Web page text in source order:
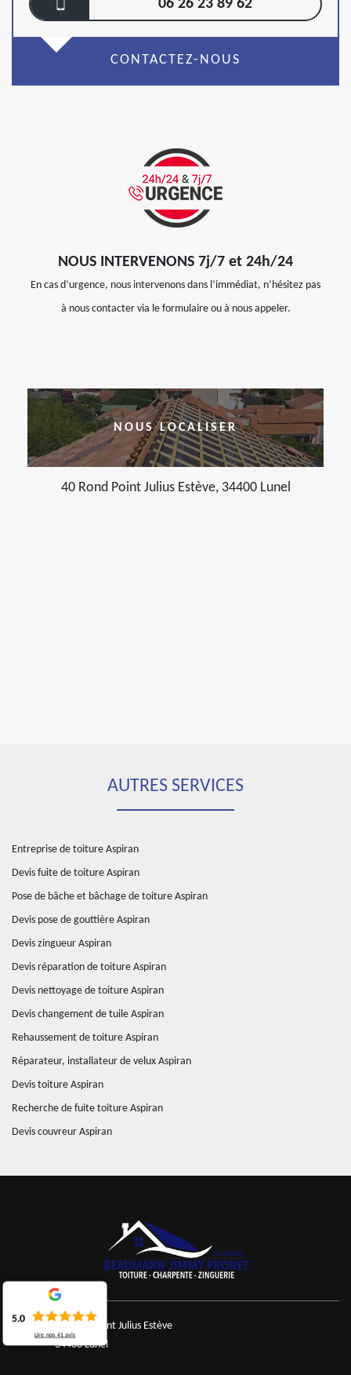
06 26 23 89 62
CONTACTEZ-NOUS
NOUS INTERVENONS 7j/7 et 24h/24
En cas d’urgence, nous intervenons dans l’immédiat, n’hésitez pas
à nous contacter via le formulaire ou à nous appeler.
NOUS LOCALISER
40 Rond Point Julius Estève, 34400 Lunel
AUTRES SERVICES
Entreprise de toiture Aspiran
Devis fuite de toiture Aspiran
Pose de bâche et bâchage de toiture Aspiran
Devis pose de gouttière Aspiran
Devis zingueur Aspiran
Devis réparation de toiture Aspiran
Devis nettoyage de toiture Aspiran
Devis changement de tuile Aspiran
Rehaussement de toiture Aspiran
Réparateur, installateur de velux Aspiran
Devis toiture Aspiran
Recherche de fuite toiture Aspiran
Devis couvreur Aspiran
40 Rond Point Julius Estève
34400 Lunel
5.0
Lire nos 41 avis